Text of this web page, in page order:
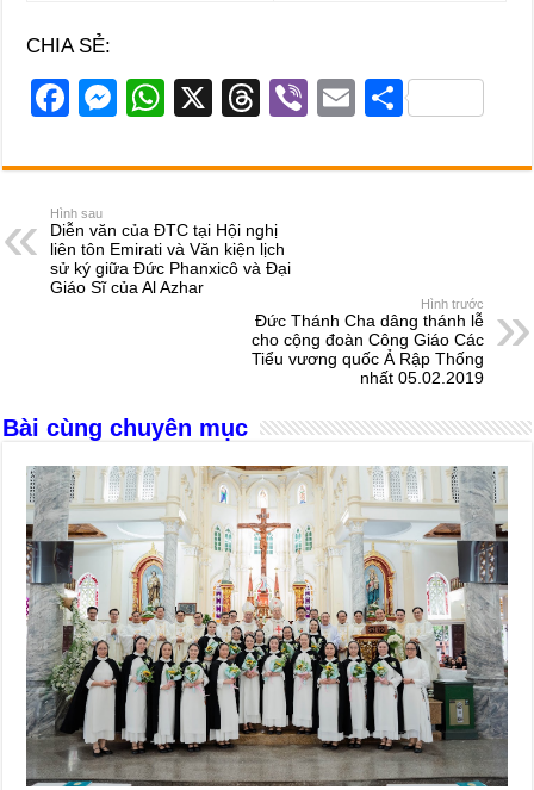
CHIA SẺ:
F
c
e
b
o
M
ss
n
g
W
at
A
p
X
T
e
d
s
Vi
er
E
ail
S
ar
Hình sau
Diễn văn của ĐTC tại Hội nghị
liên tôn Emirati và Văn kiện lịch
sử ký giữa Đức Phanxicô và Đại
Giáo Sĩ của Al Azhar
Hình trước
Đức Thánh Cha dâng thánh lễ
cho cộng đoàn Công Giáo Các
Tiểu vương quốc Ả Rập Thống
nhất 05.02.2019
Bài cùng chuyên mục